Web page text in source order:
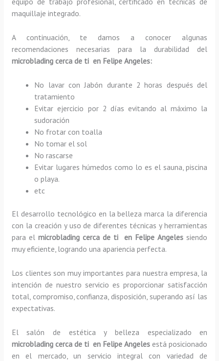
maquillaje integrado.
A continuación, te damos a conocer algunas
recomendaciones necesarias para la durabilidad del
microblading cerca de ti en Felipe Angeles:
No lavar con Jabón durante 2 horas después del
tratamiento
Evitar ejercicio por 2 días evitando al máximo la
sudoración
No frotar con toalla
No tomar el sol
No rascarse
Evitar lugares húmedos como lo es el sauna, piscina
o playa.
etc
El desarrollo tecnológico en la belleza marca la diferencia
con la creación y uso de diferentes técnicas y herramientas
para el microblading cerca de ti en Felipe Angeles siendo
muy eficiente, logrando una apariencia perfecta.
Los clientes son muy importantes para nuestra empresa, la
intención de nuestro servicio es proporcionar satisfacción
total, compromiso, confianza, disposición, superando así las
expectativas.
El salón de estética y belleza especializado en
microblading cerca de ti en Felipe Angeles está posicionado
en el mercado, un servicio integral con variedad de